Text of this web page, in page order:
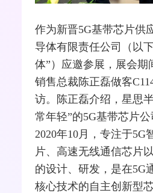
作为新晋5G基带芯片供
导体有限责任公司（以
体”）应邀参展，展会期
销售总裁陈正磊做客
访。陈正磊介绍，星思
常年轻”的5G基带芯片
2020年10月，专注于5G
片、高速无线通信芯片
的设计、研发，是在5G
核心技术的自主创新型